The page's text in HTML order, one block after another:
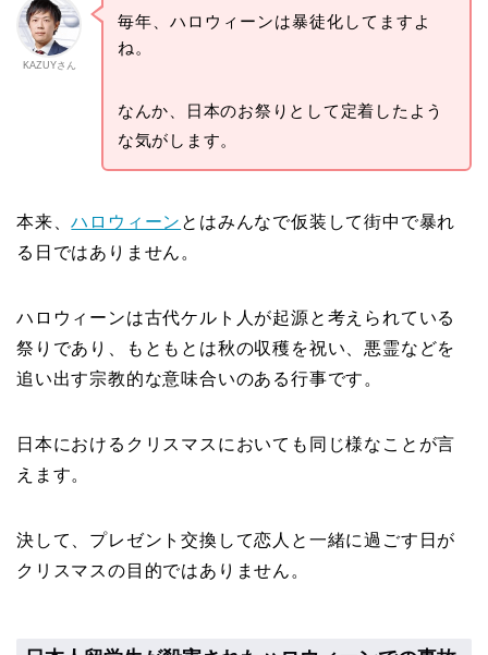
KAZUYさん
毎年、ハロウィーンは暴徒化してますよ
ね。
なんか、日本のお祭りとして定着したよう
な気がします。
本来、ハロウィーン とはみんなで仮装して街中で暴れ
る日ではありません。
ハロウィーンは古代ケルト人が起源と考えられている
祭りであり、もともとは秋の収穫を祝い、悪霊などを
追い出す宗教的な意味合いのある行事です。
日本におけるクリスマスにおいても同じ様なことが言
えます。
決して、プレゼント交換して恋人と一緒に過ごす日が
クリスマスの目的ではありません。